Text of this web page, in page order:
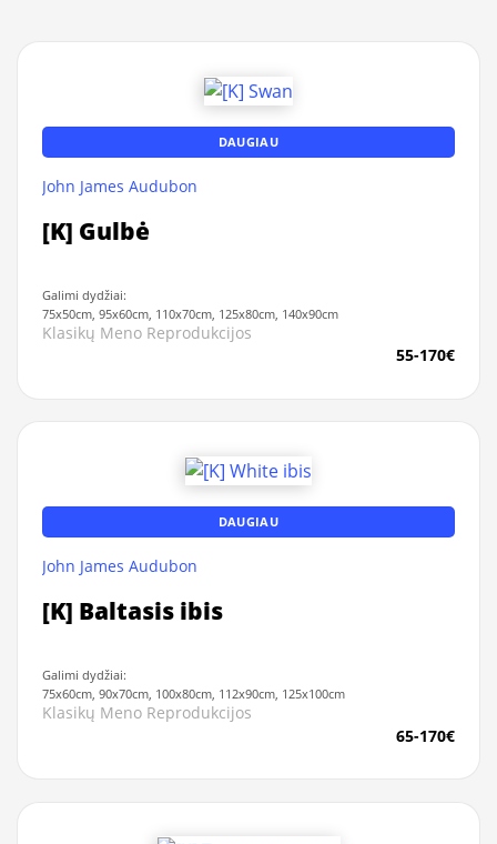
DAUGIAU
John James Audubon
[K] Gulbė
Galimi dydžiai:
75x50cm, 95x60cm, 110x70cm, 125x80cm, 140x90cm
Klasikų Meno Reprodukcijos
55-170€
DAUGIAU
John James Audubon
[K] Baltasis ibis
Galimi dydžiai:
75x60cm, 90x70cm, 100x80cm, 112x90cm, 125x100cm
Klasikų Meno Reprodukcijos
65-170€